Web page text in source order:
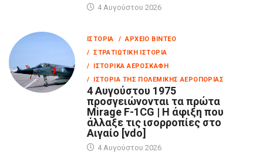
4 Αυγούστου 2026
ΙΣΤΟΡΊΑ
/ ΑΡΧΕΊΟ ΒΊΝΤΕΟ
/ ΣΤΡΑΤΙΩΤΙΚΉ ΙΣΤΟΡΊΑ
/ ΙΣΤΟΡΙΚΆ ΑΕΡΟΣΚΆΦΗ
/ ΙΣΤΟΡΊΑ ΤΗΣ ΠΟΛΕΜΙΚΉΣ ΑΕΡΟΠΟΡΊΑΣ
4 Αυγούστου 1975
προσγειώνονται τα πρώτα
Mirage F-1CG | Η άφιξη που
άλλαξε τις ισορροπίες στο
Αιγαίο [vdo]
4 Αυγούστου 2026